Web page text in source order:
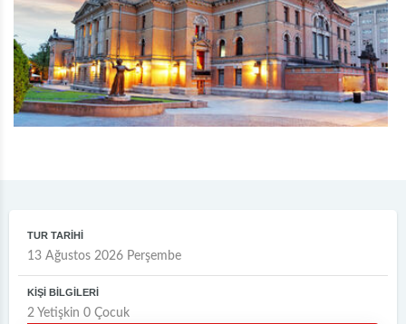
TUR TARİHİ
KİŞİ BİLGİLERİ
2 Yetişkin 0 Çocuk